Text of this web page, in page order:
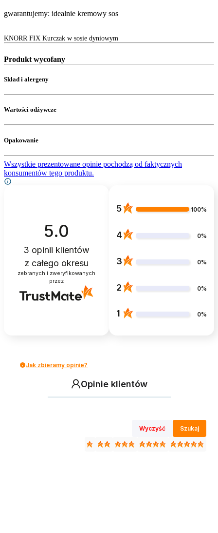
gwarantujemy: idealnie kremowy sos
KNORR FIX Kurczak w sosie dyniowym
Produkt wycofany
Skład i alergeny
Wartości odżywcze
Opakowanie
Wszystkie prezentowane opinie pochodzą od faktycznych
konsumentów tego produktu.
5.0
3 opinii klientów
z całego okresu
zebranych i zweryfikowanych
przez
5 100%
4 0%
3 0%
2 0%
1 0%
Jak zbieramy opinie?
Opinie klientów
Wyczyść Szukaj